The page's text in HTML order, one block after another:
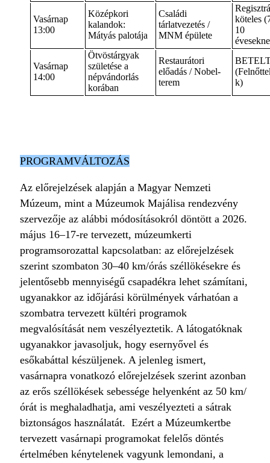
Vasárnap
13:00
Középkori
kalandok:
Mátyás palotája
Családi
tárlatvezetés /
MNM épülete
köteles
10
Vasárnap
14:00
Ötvöstárgyak
születése a
népvándorlás
korában
Restaurátori
előadás / Nobel-
terem
k)
PROGRAMVÁLTOZÁS
Az előrejelzések alapján a Magyar Nemzeti
Múzeum, mint a Múzeumok Majálisa rendezvény
szervezője az alábbi módosításokról döntött a 2026.
május 16–17-re tervezett, múzeumkerti
programsorozattal kapcsolatban: az előrejelzések
szerint szombaton 30–40 km/órás széllökésekre és
jelentősebb mennyiségű csapadékra lehet számítani,
ugyanakkor az időjárási körülmények várhatóan a
szombatra tervezett kültéri programok
megvalósítását nem veszélyeztetik. A látogatóknak
ugyanakkor javasoljuk, hogy esernyővel és
esőkabáttal készüljenek. A jelenleg ismert,
vasárnapra vonatkozó előrejelzések szerint azonban
az erős széllökések sebessége helyenként az 50 km/
órát is meghaladhatja, ami veszélyezteti a sátrak
biztonságos használatát. Ezért a Múzeumkertbe
tervezett vasárnapi programokat felelős döntés
értelmében kénytelenek vagyunk lemondani, a